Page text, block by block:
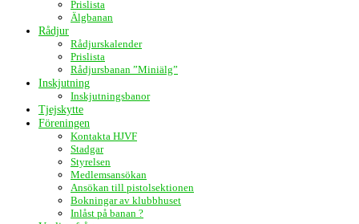
Prislista
Älgbanan
Rådjur
Rådjurskalender
Prislista
Rådjursbanan ”Miniälg”
Inskjutning
Inskjutningsbanor
Tjejskytte
Föreningen
Kontakta HJVF
Stadgar
Styrelsen
Medlemsansökan
Ansökan till pistolsektionen
Bokningar av klubbhuset
Inlåst på banan ?